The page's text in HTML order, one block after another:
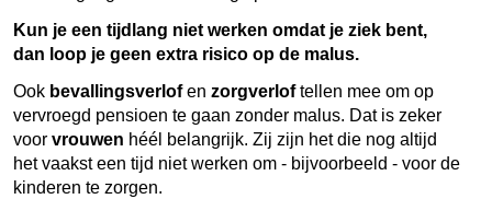
Kun je een tijdlang niet werken omdat je ziek bent,
dan loop je geen extra risico op de malus.
Ook bevallingsverlofen zorgverloftellen mee om op
vervroegd pensioen te gaan zonder malus. Dat is zeker
voor vrouwen héél belangrijk. Zij zijn het die nog altijd
het vaakst een tijd niet werken om - bijvoorbeeld - voor de
kinderen te zorgen.